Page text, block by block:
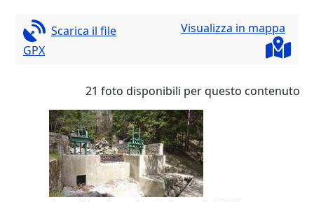
Scarica il file
GPX
Visualizza in mappa
21 foto disponibili per questo contenuto